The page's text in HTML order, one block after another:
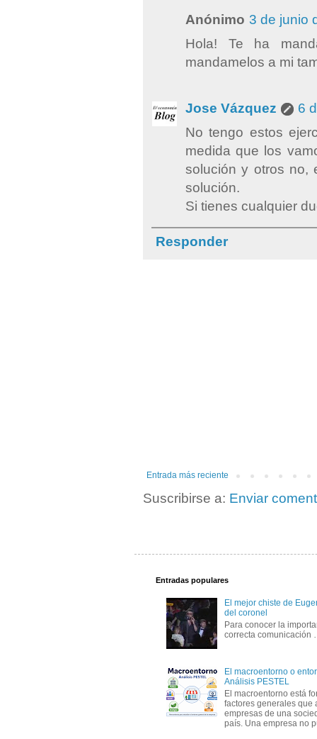
Anónimo 3 de junio
Hola! Te ha
mandamelos a mi
Jose Vázquez
6
No tengo estos
medida que los
solución y otros no,
solución.
Si tienes cualquier
Responder
Entrada más reciente
Suscribirse a: Enviar
Entradas populares
El mejor chiste de
del coronel
Para conocer la
correcta
El macroentorno o
Análisis PESTEL
El macroentorno está
factores generales que
empresas de una
país. Una empresa no